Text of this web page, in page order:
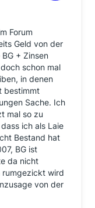
Forum
Geld von der
+ Zinsen
schon mal
in denen
bestimmt
Sache. Ich
mal so zu
ich als Laie
Bestand hat
BG ist
da nicht
rumgezickt wird
von der